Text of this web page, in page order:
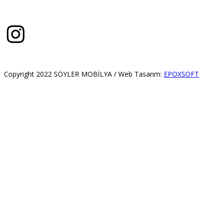
Instagram
Copyright 2022 SÖYLER MOBİLYA / Web Tasarım: EPOXSOFT